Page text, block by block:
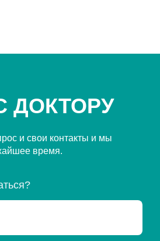
ДОКТОРУ
и свои контакты и мы
время.